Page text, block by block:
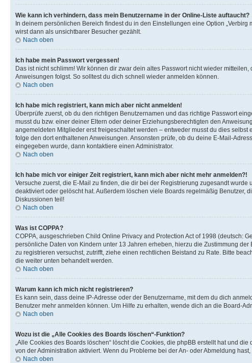
Wie kann ich verhindern, dass mein Benutzername in der Online-Liste auftaucht?
In deinem persönlichen Bereich findest du in den Einstellungen eine Option
wirst dann als unsichtbarer Besucher gezählt.
Nach oben
Ich habe mein Passwort vergessen!
Das ist nicht schlimm! Wir können dir zwar dein altes Passwort nicht wieder
Anweisungen folgst. So solltest du dich schnell wieder anmelden können.
Nach oben
Ich habe mich registriert, kann mich aber nicht anmelden!
Überprüfe zuerst, ob du den richtigen Benutzernamen und das richtige Passwort
musst du bzw. einer deiner Eltern oder deiner Erziehungsberechtigten den
angemeldeten Mitglieder erst freigeschaltet werden – entweder musst du dies
folge den dort enthaltenen Anweisungen. Ansonsten prüfe, ob du deine E-Mail-
eingegeben wurde, dann kontaktiere einen Administrator.
Nach oben
Ich habe mich vor einiger Zeit registriert, kann mich aber nicht mehr anmelden?!
Versuche zuerst, die E-Mail zu finden, die dir bei der Registrierung zugesandt
deaktiviert oder gelöscht hat. Außerdem löschen viele Boards regelmäßig
Diskussionen teil!
Nach oben
Was ist COPPA?
COPPA, ausgeschrieben Child Online Privacy and Protection Act of 1998 (deutsch:
persönliche Daten von Kindern unter 13 Jahren erheben, hierzu die Zustimmung
zu registrieren versuchst, zutrifft, ziehe einen rechtlichen Beistand zu Rate. Bitte
die weiter unten behandelt werden.
Nach oben
Warum kann ich mich nicht registrieren?
Es kann sein, dass deine IP-Adresse oder der Benutzername, mit dem du dich
Benutzer mehr anmelden können. Um Hilfe zu erhalten, wende dich an die Board-
Nach oben
Wozu ist die „Alle Cookies des Boards löschen“-Funktion?
„Alle Cookies des Boards löschen“ löscht die Cookies, die phpBB erstellt hat und
von der Administration aktiviert. Wenn du Probleme bei der An- oder Abmeldung
Nach oben